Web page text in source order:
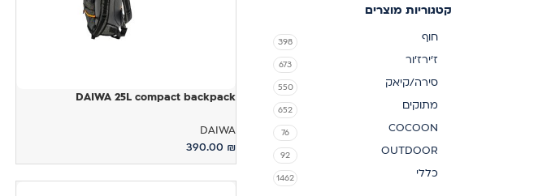
קטגוריות מוצרים
חוף 398
ז'ירז'ור 673
סירה/קיאק 550
מתוקים 652
COCOON
76
OUTDOOR
92
כללי 1462
DAIWA 25L compact backpack
DAIWA
390.00 ₪